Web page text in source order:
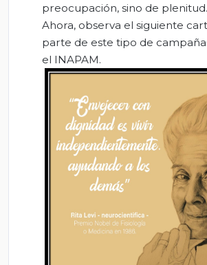
preocupación, sino de plenitud.
Ahora, observa el siguiente
parte de este tipo de
el INAPAM.